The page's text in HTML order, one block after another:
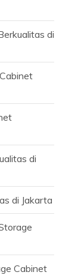
di
di
di Jakarta
Cabinet